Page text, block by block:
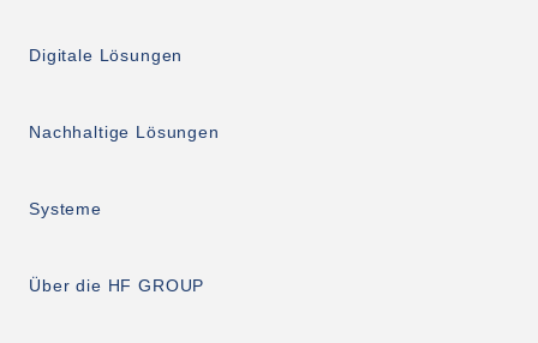
Digitale Lösungen
Nachhaltige Lösungen
Systeme
Über die HF GROUP